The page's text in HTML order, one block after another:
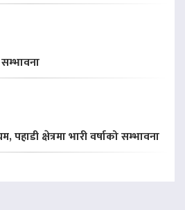
क्षेत्रमा भारी वर्षाको सम्भावना